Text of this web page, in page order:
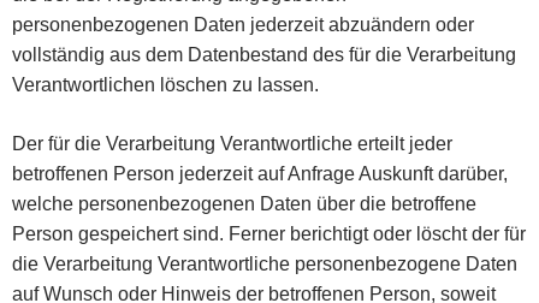
personenbezogenen Daten jederzeit abzuändern oder
vollständig aus dem Datenbestand des für die Verarbeitung
Verantwortlichen löschen zu lassen.
Der für die Verarbeitung Verantwortliche erteilt jeder
betroffenen Person jederzeit auf Anfrage Auskunft darüber,
welche personenbezogenen Daten über die betroffene
Person gespeichert sind. Ferner berichtigt oder löscht der für
die Verarbeitung Verantwortliche personenbezogene Daten
auf Wunsch oder Hinweis der betroffenen Person, soweit